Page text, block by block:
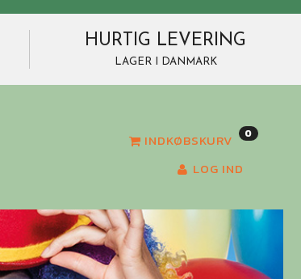
HURTIG LEVERING
LAGER I DANMARK
INDKØBSKURV 0
LOG IND